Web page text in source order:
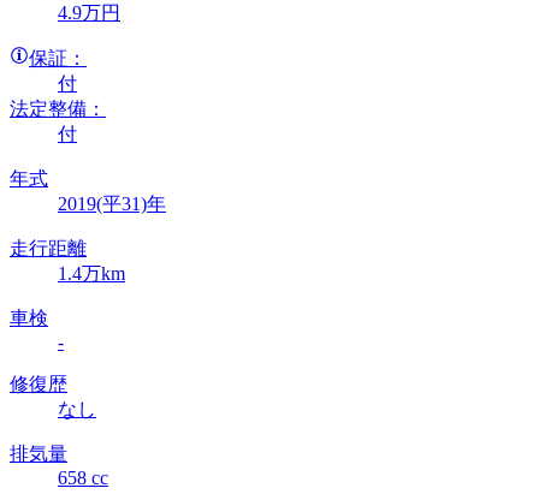
4.9万円
保証：
付
法定整備：
付
年式
2019(平31)年
走行距離
1.4万km
車検
-
修復歴
なし
排気量
658 cc